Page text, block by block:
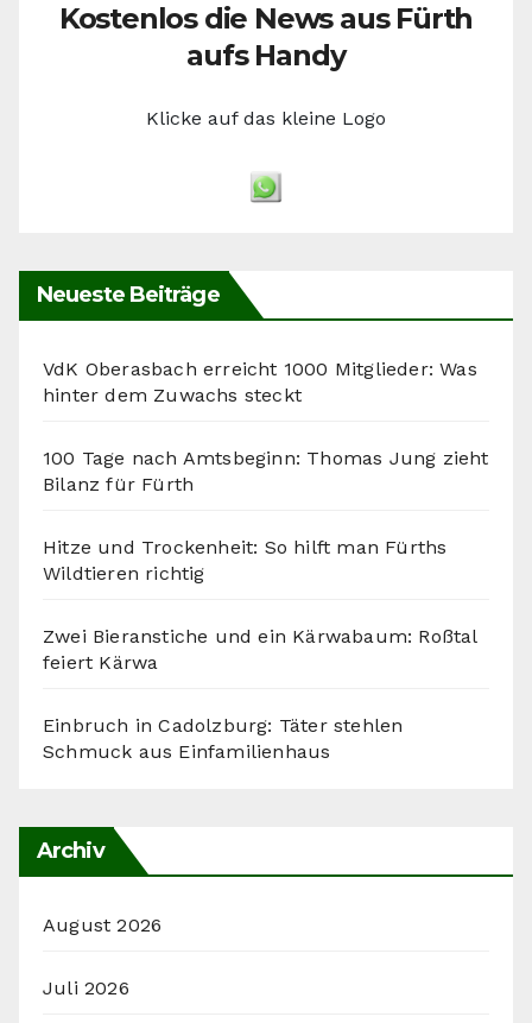
Kostenlos die News aus Fürth
aufs Handy
Klicke auf das kleine Logo
Neueste Beiträge
VdK Oberasbach erreicht 1000 Mitglieder: Was
hinter dem Zuwachs steckt
100 Tage nach Amtsbeginn: Thomas Jung zieht
Bilanz für Fürth
Hitze und Trockenheit: So hilft man Fürths
Wildtieren richtig
Zwei Bieranstiche und ein Kärwabaum: Roßtal
feiert Kärwa
Einbruch in Cadolzburg: Täter stehlen
Schmuck aus Einfamilienhaus
Archiv
August 2026
Juli 2026